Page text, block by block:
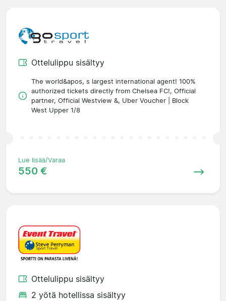
Ottelulippu sisältyy
The world&apos, s largest international agent! 100%
authorized tickets directly from Chelsea FC!, Official
partner, Official Westview &, Uber Voucher | Block
West Upper 1/8
Lue lisää/Varaa
550 €
Ottelulippu sisältyy
2 yötä hotellissa sisältyy